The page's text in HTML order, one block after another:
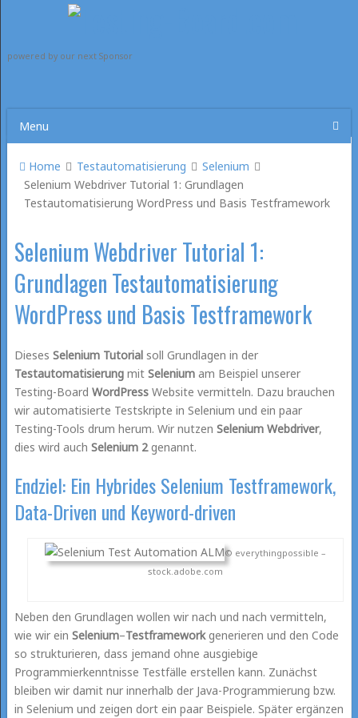
powered by our next Sponsor
Menu
Home Testautomatisierung
Selenium
Selenium Webdriver Tutorial 1: Grundlagen
Testautomatisierung WordPress und Basis Testframework
Selenium Webdriver Tutorial 1:
Grundlagen Testautomatisierung
WordPress und Basis Testframework
Dieses Selenium Tutorialsoll Grundlagen in der
Testautomatisierungmit Seleniumam Beispiel unserer
Testing-Board WordPressWebsite vermitteln. Dazu brauchen
wir automatisierte Testskripte in Selenium und ein paar
Testing-Tools drum herum. Wir nutzen Selenium Webdriver,
dies wird auch Selenium 2genannt.
Endziel: Ein Hybrides Selenium Testframework,
Data-Driven und Keyword-driven
© everythingpossible –
stock.adobe.com
Neben den Grundlagen wollen wir nach und nach vermitteln,
wie wir ein Selenium–Testframeworkgenerieren und den Code
so strukturieren, dass jemand ohne ausgiebige
Programmierkenntnisse Testfälle erstellen kann. Zunächst
bleiben wir damit nur innerhalb der Java-Programmierung bzw.
in Selenium und zeigen dort ein paar Beispiele. Später ergänzen